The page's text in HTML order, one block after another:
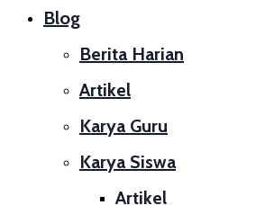
Blog
Berita Harian
Artikel
Karya Guru
Karya Siswa
Artikel